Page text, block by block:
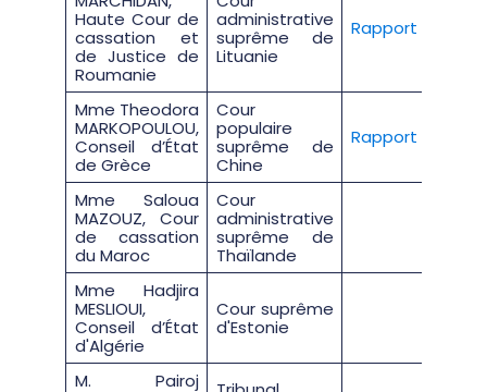
Haute Cour de
cassation et
de Justice de
Roumanie
administrative
suprême de
Lituanie
Rapport
Mme Theodora
MARKOPOULOU,
Conseil d’État
de Grèce
Cour
populaire
suprême de
Chine
Rapport
Mme Saloua
MAZOUZ, Cour
de cassation
du Maroc
Cour
administrative
suprême de
Thaïlande
Mme Hadjira
MESLIOUI,
Conseil d’État
d'Algérie
Cour suprême
d'Estonie
M. Pairoj